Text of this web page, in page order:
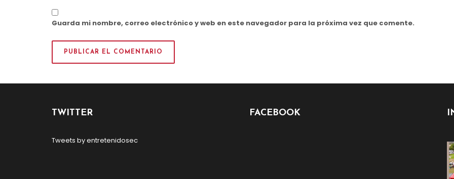
Guarda mi nombre, correo electrónico y web en este navegador para la próxima vez que comente.
TWITTER
Tweets by entretenidosec
FACEBOOK